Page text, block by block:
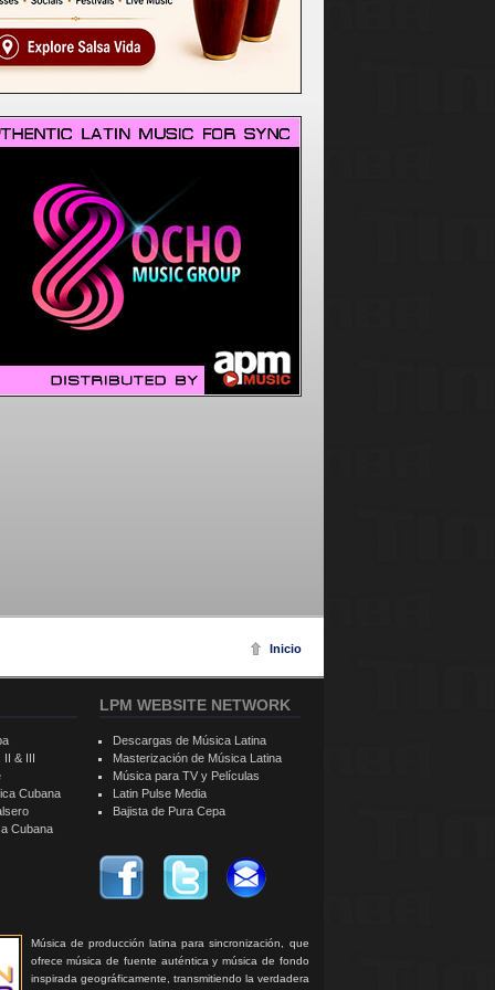
Inicio
Música de producción latina para sincronización, que
ofrece música de fuente auténtica y música de fondo
inspirada geográficamente, transmitiendo la verdadera
II & III
Cubana
Cubana
LPM WEBSITE NETWORK
Descargas de Música Latina
Masterización de Música Latina
Música para TV y Películas
Latin Pulse Media
Bajista de Pura Cepa